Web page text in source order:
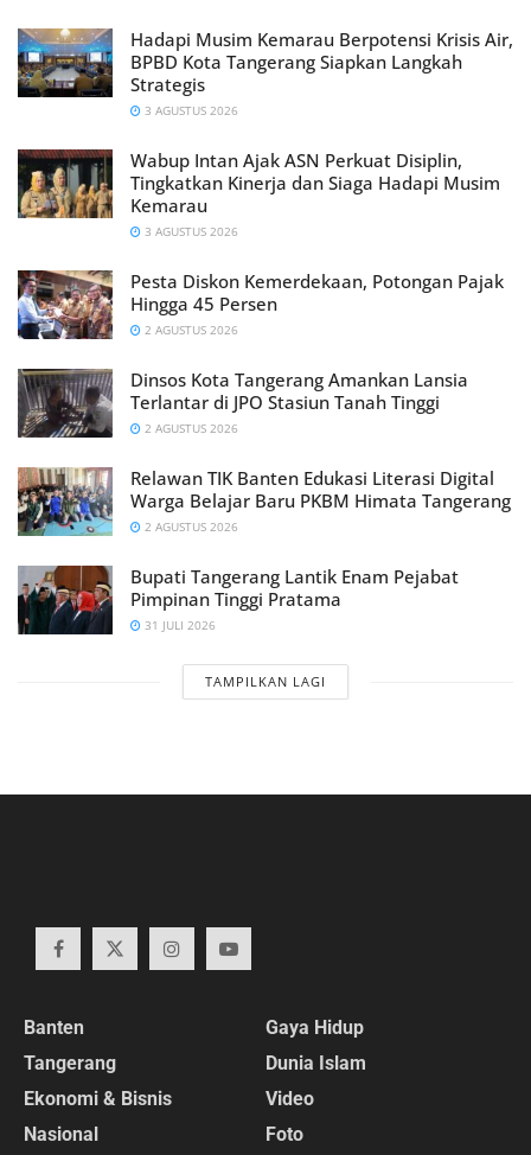
Hadapi Musim Kemarau Berpotensi Krisis Air,
BPBD Kota Tangerang Siapkan Langkah
Strategis
3 AGUSTUS 2026
Wabup Intan Ajak ASN Perkuat Disiplin,
Tingkatkan Kinerja dan Siaga Hadapi Musim
Kemarau
3 AGUSTUS 2026
Pesta Diskon Kemerdekaan, Potongan Pajak
Hingga 45 Persen
2 AGUSTUS 2026
Dinsos Kota Tangerang Amankan Lansia
Terlantar di JPO Stasiun Tanah Tinggi
2 AGUSTUS 2026
Relawan TIK Banten Edukasi Literasi Digital
Warga Belajar Baru PKBM Himata Tangerang
2 AGUSTUS 2026
Bupati Tangerang Lantik Enam Pejabat
Pimpinan Tinggi Pratama
31 JULI 2026
TAMPILKAN LAGI
Banten
Tangerang
Ekonomi & Bisnis
Nasional
Gaya Hidup
Dunia Islam
Video
Foto